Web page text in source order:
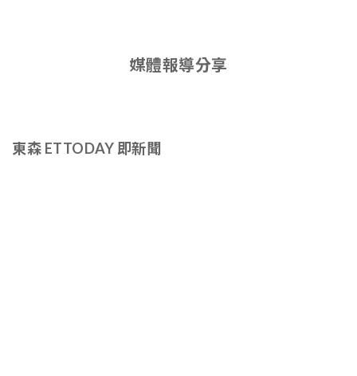
媒體報導分享
東森 ETTODAY 即新聞